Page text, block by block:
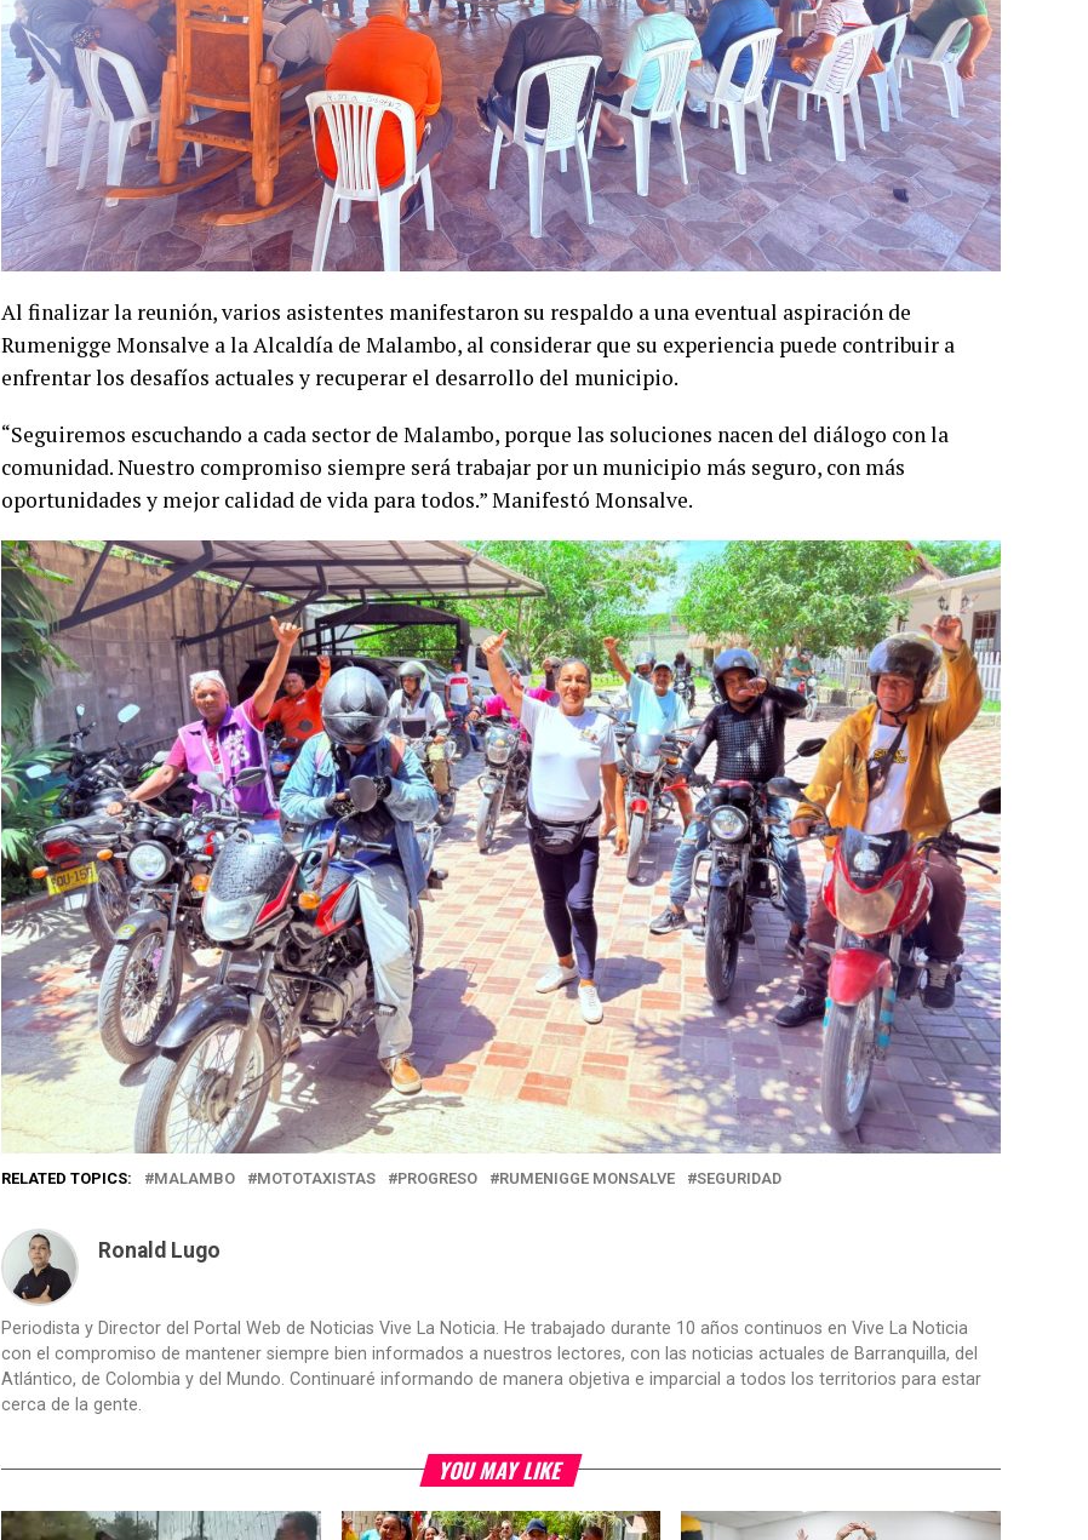
Al finalizar la reunión, varios asistentes manifestaron su respaldo a una eventual aspiración de
Rumenigge Monsalve a la Alcaldía de Malambo, al considerar que su experiencia puede contribuir a
enfrentar los desafíos actuales y recuperar el desarrollo del municipio.
“Seguiremos escuchando a cada sector de Malambo, porque las soluciones nacen del diálogo con la
comunidad. Nuestro compromiso siempre será trabajar por un municipio más seguro, con más
oportunidades y mejor calidad de vida para todos.” Manifestó Monsalve.
RELATED TOPICS: MALAMBO MOTOTAXISTAS PROGRESO RUMENIGGE MONSALVE SEGURIDAD
Ronald Lugo
Periodista y Director del Portal Web de Noticias Vive La Noticia. He trabajado durante 10 años continuos en Vive La Noticia
con el compromiso de mantener siempre bien informados a nuestros lectores, con las noticias actuales de Barranquilla, del
Atlántico, de Colombia y del Mundo. Continuaré informando de manera objetiva e imparcial a todos los territorios para estar
cerca de la gente.
YOU MAY LIKE